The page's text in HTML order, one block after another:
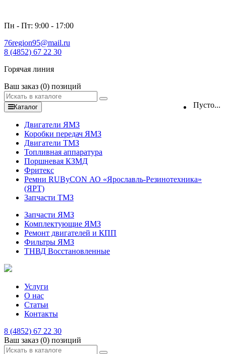
Пн - Пт: 9:00 - 17:00
76region95@mail.ru
8 (4852) 67 22 30
Горячая линия
Ваш заказ (0) позиций
Пусто...
Каталог
Двигатели ЯМЗ
Коробки передач ЯМЗ
Двигатели ТМЗ
Топливная аппаратура
Поршневая КЗМД
Фритекс
Ремни RUByCON АО «Ярославль-Резинотехника»
(ЯРТ)
Запчасти ТМЗ
Запчасти ЯМЗ
Комплектующие ЯМЗ
Ремонт двигателей и КПП
Фильтры ЯМЗ
ТНВД Восстановленные
Услуги
О нас
Статьи
Контакты
8 (4852) 67 22 30
Ваш заказ (0) позиций